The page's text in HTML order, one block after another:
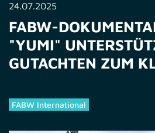
24.07.2025
FABW-
"YUMI"
GUTACHTEN ZUM
FABW International